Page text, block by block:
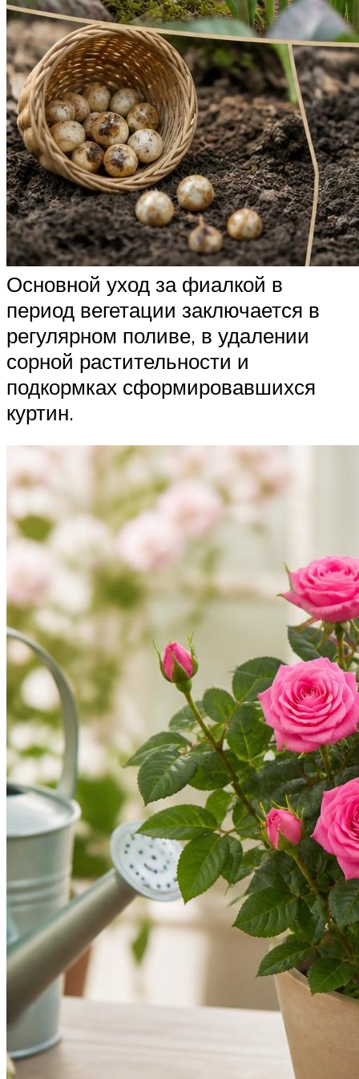
Основной уход за фиалкой в
период вегетации заключается в
регулярном поливе, в удалении
сорной растительности и
подкормках сформировавшихся
куртин.